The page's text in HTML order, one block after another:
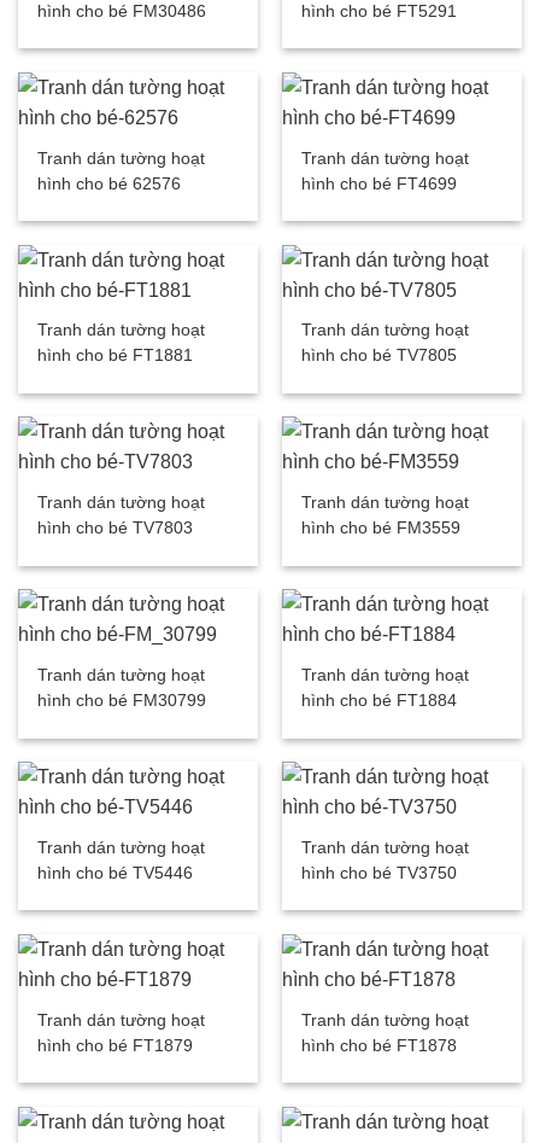
hình cho bé FM30486
hình cho bé FT5291
Tranh dán tường hoạt
hình cho bé 62576
Tranh dán tường hoạt
hình cho bé FT4699
Tranh dán tường hoạt
hình cho bé FT1881
Tranh dán tường hoạt
hình cho bé TV7805
Tranh dán tường hoạt
hình cho bé TV7803
Tranh dán tường hoạt
hình cho bé FM3559
Tranh dán tường hoạt
hình cho bé FM30799
Tranh dán tường hoạt
hình cho bé FT1884
Tranh dán tường hoạt
hình cho bé TV5446
Tranh dán tường hoạt
hình cho bé TV3750
Tranh dán tường hoạt
hình cho bé FT1879
Tranh dán tường hoạt
hình cho bé FT1878